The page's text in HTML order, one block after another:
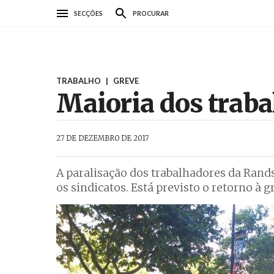
SECÇÕES PROCURAR
TRABALHO | GREVE
Maioria dos
27 DE DEZEMBRO DE 2017
A paralisação dos trabalhadores da
os sindicatos. Está previsto o retorno à